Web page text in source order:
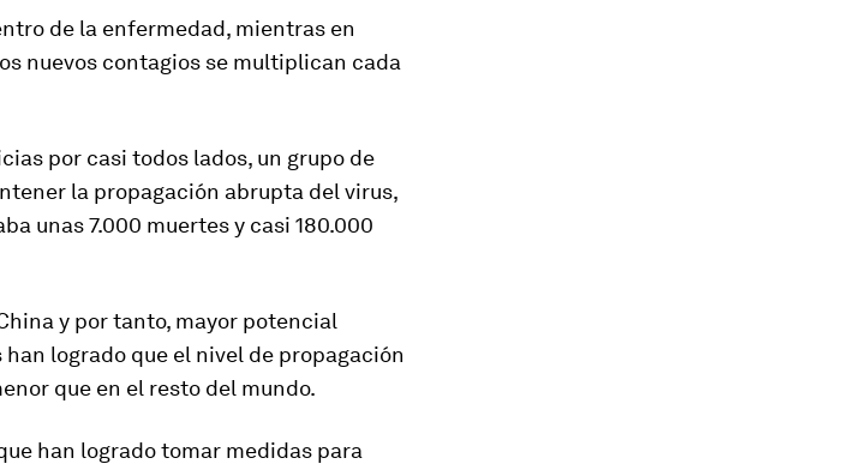
de la enfermedad, mientras en
nuevos contagios se multiplican cada
por casi todos lados, un grupo de
la propagación abrupta del virus,
unas 7.000 muertes y casi 180.000
y por tanto, mayor potencial
logrado que el nivel de propagación
que en el resto del mundo.
han logrado tomar medidas para